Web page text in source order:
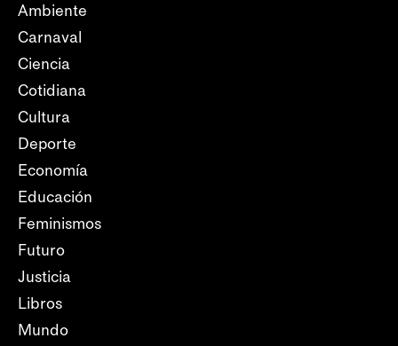
Ambiente
Carnaval
Ciencia
Cotidiana
Cultura
Deporte
Economía
Educación
Feminismos
Futuro
Justicia
Libros
Mundo